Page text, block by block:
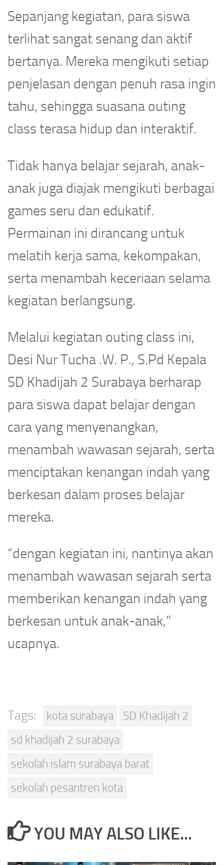
Sepanjang kegiatan, para siswa
terlihat sangat senang dan aktif
bertanya. Mereka mengikuti setiap
penjelasan dengan penuh rasa ingin
tahu, sehingga suasana outing
class terasa hidup dan interaktif.
Tidak hanya belajar sejarah, anak-
anak juga diajak mengikuti berbagai
games seru dan edukatif.
Permainan ini dirancang untuk
melatih kerja sama, kekompakan,
serta menambah keceriaan selama
kegiatan berlangsung.
Melalui kegiatan outing class ini,
Desi Nur Tucha .W. P., S.Pd Kepala
SD Khadijah 2 Surabaya berharap
para siswa dapat belajar dengan
cara yang menyenangkan,
menambah wawasan sejarah, serta
menciptakan kenangan indah yang
berkesan dalam proses belajar
mereka.
“dengan kegiatan ini, nantinya akan
menambah wawasan sejarah serta
memberikan kenangan indah yang
berkesan untuk anak-anak,”
ucapnya.
Tags: kota surabaya
SD Khadijah 2
sd khadijah 2 surabaya
sekolah islam surabaya barat
sekolah pesantren kota
YOU MAY ALSO LIKE...